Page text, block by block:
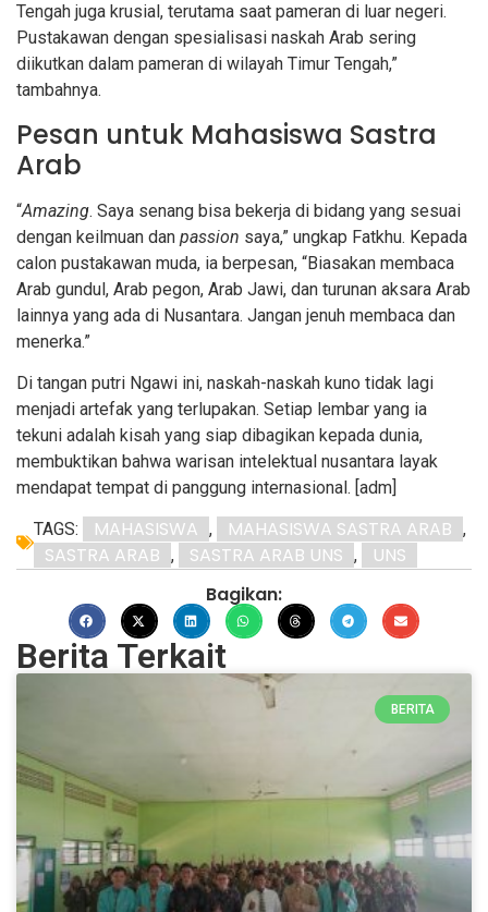
Tengah juga krusial, terutama saat pameran di luar negeri.
Pustakawan dengan spesialisasi naskah Arab sering
diikutkan dalam pameran di wilayah Timur Tengah,”
tambahnya.
Pesan untuk Mahasiswa Sastra
Arab
“Amazing. Saya senang bisa bekerja di bidang yang sesuai
dengan keilmuan dan passion saya,” ungkap Fatkhu. Kepada
calon pustakawan muda, ia berpesan, “Biasakan membaca
Arab gundul, Arab pegon, Arab Jawi, dan turunan aksara Arab
lainnya yang ada di Nusantara. Jangan jenuh membaca dan
menerka.”
Di tangan putri Ngawi ini, naskah-naskah kuno tidak lagi
menjadi artefak yang terlupakan. Setiap lembar yang ia
tekuni adalah kisah yang siap dibagikan kepada dunia,
membuktikan bahwa warisan intelektual nusantara layak
mendapat tempat di panggung internasional. [adm]
TAGS: MAHASISWA , MAHASISWA SASTRA ARAB ,
SASTRA ARAB , SASTRA ARAB UNS ,
UNS
Bagikan:
Berita Terkait
BERITA